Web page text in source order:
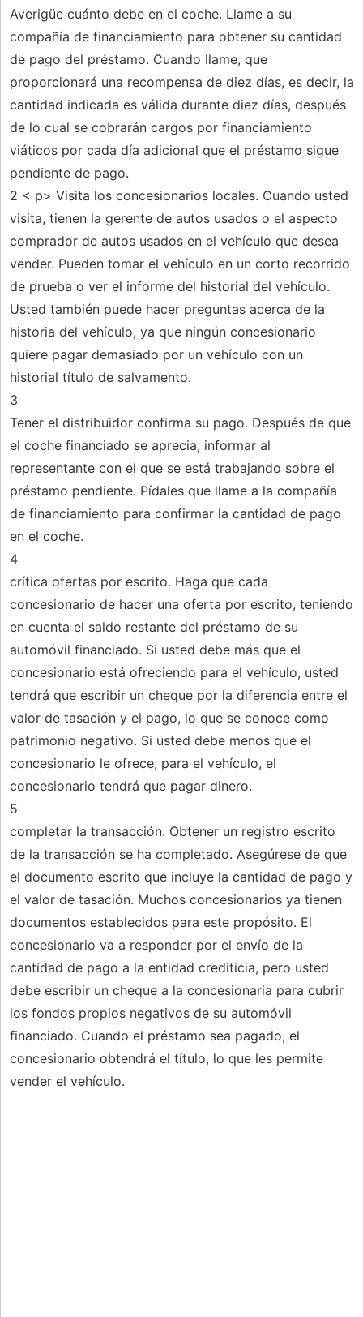
Averigüe cuánto debe en el coche. Llame a su
compañía de financiamiento para obtener su cantidad
de pago del préstamo. Cuando llame, que
proporcionará una recompensa de diez días, es decir, la
cantidad indicada es válida durante diez días, después
de lo cual se cobrarán cargos por financiamiento
viáticos por cada día adicional que el préstamo sigue
pendiente de pago.
2 < p> Visita los concesionarios locales. Cuando usted
visita, tienen la gerente de autos usados ​​o el aspecto
comprador de autos usados ​​en el vehículo que desea
vender. Pueden tomar el vehículo en un corto recorrido
de prueba o ver el informe del historial del vehículo.
Usted también puede hacer preguntas acerca de la
historia del vehículo, ya que ningún concesionario
quiere pagar demasiado por un vehículo con un
historial título de salvamento.
3
Tener el distribuidor confirma su pago. Después de que
el coche financiado se aprecia, informar al
representante con el que se está trabajando sobre el
préstamo pendiente. Pídales que llame a la compañía
de financiamiento para confirmar la cantidad de pago
en el coche.
4
crítica ofertas por escrito. Haga que cada
concesionario de hacer una oferta por escrito, teniendo
en cuenta el saldo restante del préstamo de su
automóvil financiado. Si usted debe más que el
concesionario está ofreciendo para el vehículo, usted
tendrá que escribir un cheque por la diferencia entre el
valor de tasación y el pago, lo que se conoce como
patrimonio negativo. Si usted debe menos que el
concesionario le ofrece, para el vehículo, el
concesionario tendrá que pagar dinero.
5
completar la transacción. Obtener un registro escrito
de la transacción se ha completado. Asegúrese de que
el documento escrito que incluye la cantidad de pago y
el valor de tasación. Muchos concesionarios ya tienen
documentos establecidos para este propósito. El
concesionario va a responder por el envío de la
cantidad de pago a la entidad crediticia, pero usted
debe escribir un cheque a la concesionaria para cubrir
los fondos propios negativos de su automóvil
financiado. Cuando el préstamo sea pagado, el
concesionario obtendrá el título, lo que les permite
vender el vehículo.